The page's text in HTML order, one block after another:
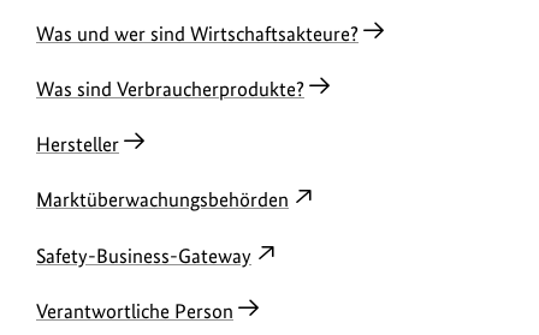
Was und wer sind Wirtschaftsakteure?
Was sind Verbraucherprodukte?
Hersteller
Marktüberwachungsbehörden
Safety-Business-Gateway
Verantwortliche Person